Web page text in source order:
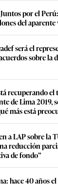
por el
del
será el
sobre la
recuperando
de Lima 2019,
más está
a LAP sobre la
reducción
de fondo”
hace 40 años